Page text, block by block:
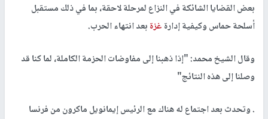
بعض القضايا الشائكة في النزاع لمرحلة لاحقة، بما في ذلك مستقبل
أسلحة حماس وكيفية إدارةغزةبعد انتهاء الحرب.
وقال الشيخ محمد: "إذا ذهبنا إلى مفاوضات الحزمة الكاملة، لما كنا قد
وصلنا إلى هذه النتائج"
. وتحدث بعد اجتماع له هناك مع الرئيس إيمانويل ماكرون من فرنسا